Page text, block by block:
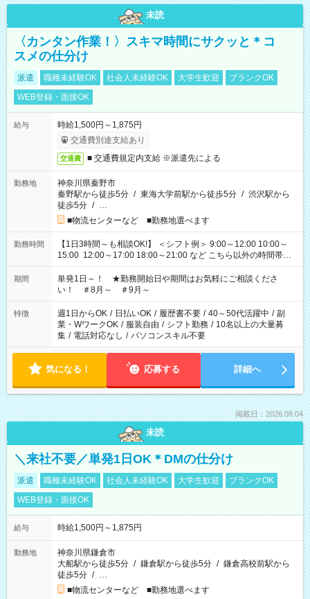
未読
〈カンタン作業！〉スキマ時間にサクッと＊コ
スメの仕分け
派遣 職種未経験OK 社会人未経験OK 大学生歓迎
ブランクOK
WEB登録・面接OK
給与
時給1,500円～1,875円
交通費別途支給あり
交通費 ■ 交通費規定内支給 ※派遣先による
勤務地
神奈川県秦野市
秦野駅から徒歩5分 / 東海大学前駅から徒歩5分 / 渋沢駅から
徒歩5分 / …
■物流センターなど ■勤務地選べます
勤務時間
【1日3時間～も相談OK!】 ＜シフト例＞ 9:00～12:00 10:00～
15:00 12:00～17:00 18:00～21:00 など こちら以外の時間帯も
お気軽にご相談ください！
期間
単発1日～！ ★勤務開始日や期間はお気軽にご相談くださ
い！ ＃8月～ ＃9月～
特徴 週1日からOK / 日払いOK / 履歴書不要 / 40～50代活躍中 / 副
業・WワークOK / 服装自由 / シフト勤務 / 10名以上の大量募
集 / 電話対応なし / パソコンスキル不要
気になる！ 応募する 詳細へ
掲載日：2026.08.04
未読
＼来社不要／単発1日OK＊DMの仕分け
派遣 職種未経験OK 社会人未経験OK 大学生歓迎
ブランクOK
WEB登録・面接OK
給与 時給1,500円～1,875円
勤務地
神奈川県鎌倉市
大船駅から徒歩5分 / 鎌倉駅から徒歩5分 / 鎌倉高校前駅から
徒歩5分 / …
■物流センターなど ■勤務地選べます